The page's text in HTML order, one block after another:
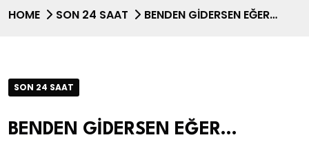
HOME SON 24 SAAT BENDEN GİDERSEN EĞER…
SON 24 SAAT
BENDEN GİDERSEN EĞER…